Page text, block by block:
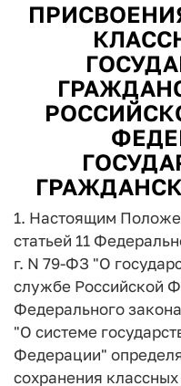
1. Настоящим
статьей 11
г. N 79-ФЗ "О
службе Российской
Федерального
"О системе
Федерации"
сохранения